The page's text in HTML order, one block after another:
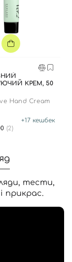
КРЕМ, 50
Hand Cream
+17 кешбек
(2)
тести,
прикрас.